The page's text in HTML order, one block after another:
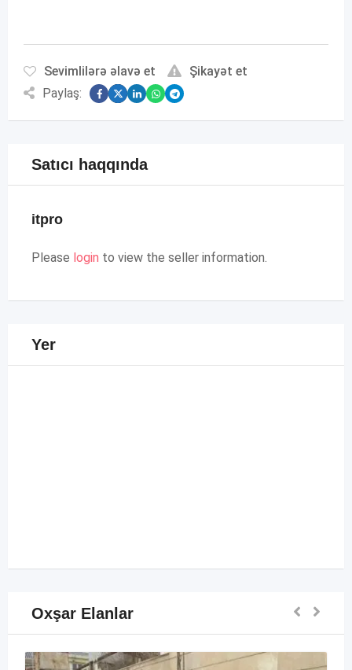
Sevimlilərə əlavə et
Şikayət et
Paylaş:
Satıcı haqqında
itpro
Please login to view the seller information.
Yer
Oxşar Elanlar